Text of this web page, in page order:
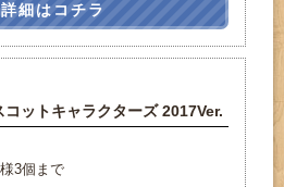
詳細はコチラ
ットキャラクターズ 2017Ver.
3個まで